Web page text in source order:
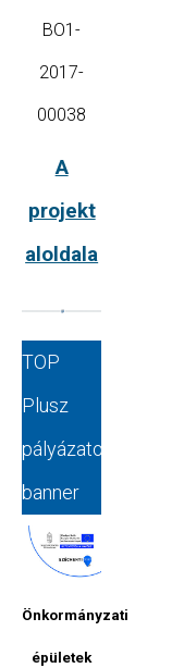
BO1-
2017-
00038
A
projekt
aloldala
TOP
Plusz
pályázatok
banner
Önkormányzati
épületek